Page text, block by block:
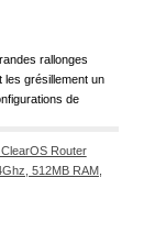
rallonges
les grésillement un
de
Router
512MB RAM,